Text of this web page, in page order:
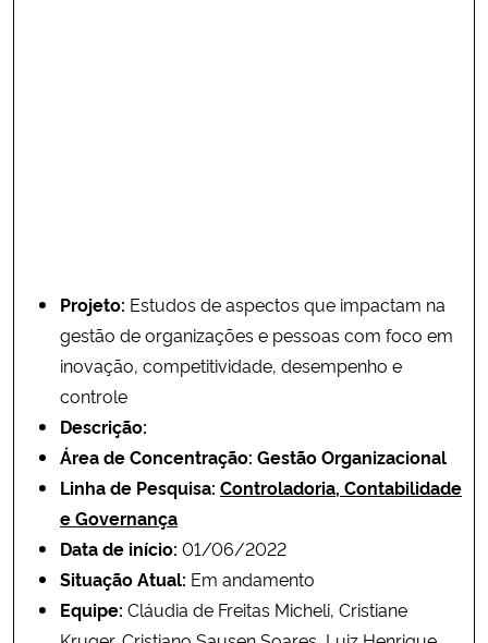
Projeto: Estudos de aspectos que impactam na
gestão de organizações e pessoas com foco em
inovação, competitividade, desempenho e
controle
Descrição:
Área de Concentração: Gestão Organizacional
Linha de Pesquisa: Controladoria, Contabilidade
e Governança
Data de início: 01/06/2022
Situação Atual: Em andamento
Equipe: Cláudia de Freitas Micheli, Cristiane